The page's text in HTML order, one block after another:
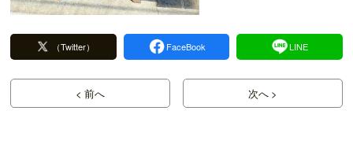
（Twitter） FaceBook LINE
< 前へ 次へ >